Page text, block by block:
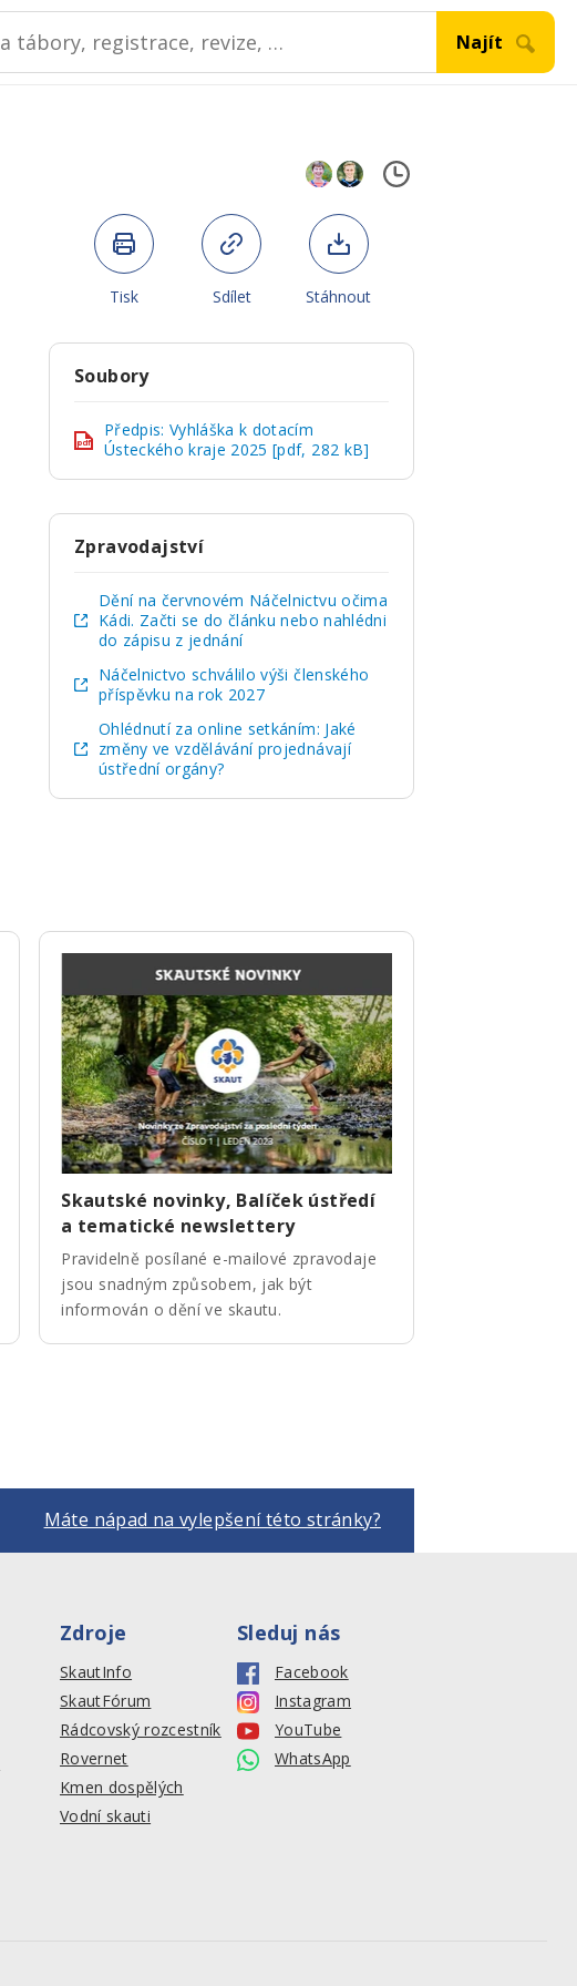
Tisk Sdílet Stáhnout
Soubory
pdf
Předpis: Vyhláška k dotacím
Ústeckého kraje 2025 [pdf, 282 kB]
Zpravodajství
Dění na červnovém Náčelnictvu očima
Kádi. Začti se do článku nebo nahlédni
do zápisu z jednání
Náčelnictvo schválilo výši členského
příspěvku na rok 2027
Ohlédnutí za online setkáním: Jaké
změny ve vzdělávání projednávají
ústřední orgány?
Skautské novinky, Balíček ústředí
a tematické newslettery
Pravidelně posílané e-mailové zpravodaje
jsou snadným způsobem, jak být
informován o dění ve skautu.
Máte nápad na vylepšení této stránky?
Zdroje
SkautInfo
SkautFórum
Rádcovský rozcestník
Rovernet
Kmen dospělých
Vodní skauti
Sleduj nás
Facebook
Instagram
YouTube
WhatsApp